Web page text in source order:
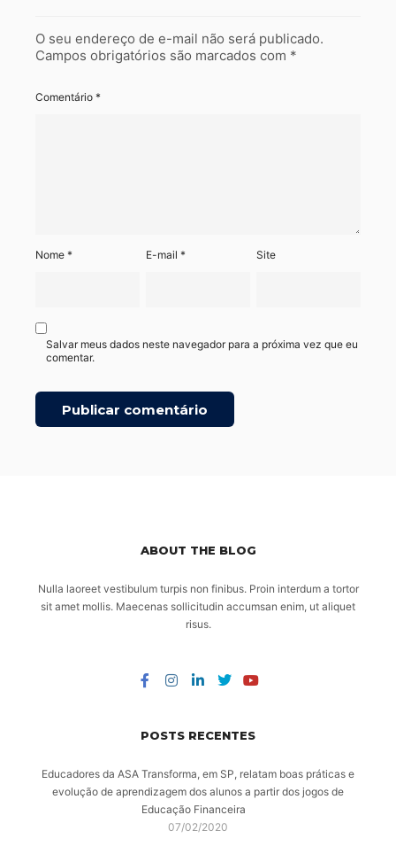
O seu endereço de e-mail não será publicado.
Campos obrigatórios são marcados com *
Comentário *
Nome * E-mail* Site
Salvar meus dados neste navegador para a próxima vez que eu
comentar.
ABOUT THE BLOG
Nulla laoreet vestibulum turpis non finibus. Proin interdum a tortor
sit amet mollis. Maecenas sollicitudin accumsan enim, ut aliquet
risus.
POSTS RECENTES
Educadores da ASA Transforma, em SP, relatam boas práticas e
evolução de aprendizagem dos alunos a partir dos jogos de
Educação Financeira
07/02/2020